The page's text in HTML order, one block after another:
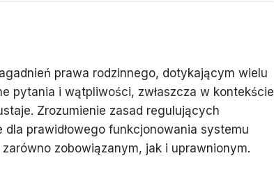
prawa rodzinnego, dotykającym wielu
pytania i wątpliwości, zwłaszcza w kontekście
Zrozumienie zasad regulujących
prawidłowego funkcjonowania systemu
zobowiązanym, jak i uprawnionym.